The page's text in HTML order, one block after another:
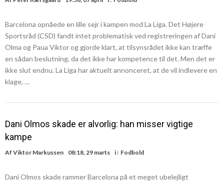
Barcelona opnåede en lille sejr i kampen mod La Liga. Det Højere
Sportsråd (CSD) fandt intet problematisk ved registreringen af Dani
Olma og Paua Viktor og gjorde klart, at tilsynsrådet ikke kan træffe
en sådan beslutning, da det ikke har kompetence til det. Men det er
ikke slut endnu. La Liga har aktuelt annonceret, at de vil indlevere en
klage, …
Dani Olmos skade er alvorlig: han misser vigtige
kampe
Af Viktor Markussen 08:18, 29 marts i : Fodbold
Dani Olmos skade rammer Barcelona på et meget ubelejligt